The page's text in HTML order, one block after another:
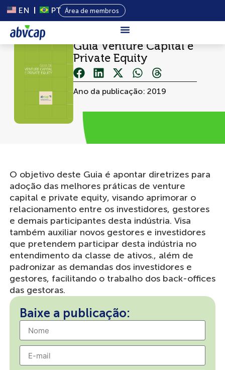
EN PT Área de membros
Sobre Nós
Capital
Privado
Eventos
Guia Venture Capital e
Private Equity
Ano da publicação: 2019
O objetivo deste Guia é apontar diretrizes para
adoção das melhores práticas de venture
capital e private equity, visando aprimorar o
relacionamento entre os investidores, gestores
e demais participantes desta indústria. Visa
também auxiliar novos gestores e investidores
que pretendem participar desta indústria no
entendimento da classe de ativos., além de
padronizar as demandas dos investidores e
gestores, facilitando o trabalho dos back-offices
das gestoras.
Baixe a publicação: